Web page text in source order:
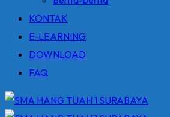
KONTAK
E-LEARNING
DOWNLOAD
FAQ